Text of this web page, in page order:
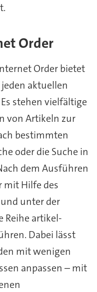
Order
Order bietet
aktuellen
stehen vielfältige
von Artikeln zur
bestimmten
oder die Suche in
dem Ausführen
mit Hilfe des
unter der
Reihe artikel-
Dabei lässt
mit wenigen
anpassen – mit